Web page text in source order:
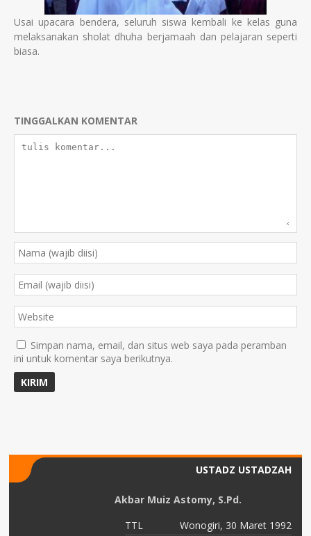
Usai upacara bendera, seluruh siswa kembali ke kelas guna
melaksanakan sholat dhuha berjamaah dan pelajaran seperti
biasa.
TINGGALKAN KOMENTAR
Simpan nama, email, dan situs web saya pada peramban
ini untuk komentar saya berikutnya.
USTADZ USTADZAH
Akbar Muiz Astomy, S.Pd.
TTL
Wonogiri, 30 Maret 1992